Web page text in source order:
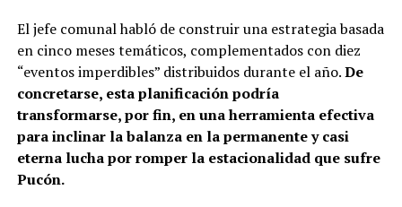
El jefe comunal habló de construir una estrategia basada
en cinco meses temáticos, complementados con diez
“eventos imperdibles” distribuidos durante el año.De
concretarse, esta planificación podría
transformarse, por fin, en una herramienta efectiva
para inclinar la balanza en la permanente y casi
eterna lucha por romper la estacionalidad que sufre
Pucón.